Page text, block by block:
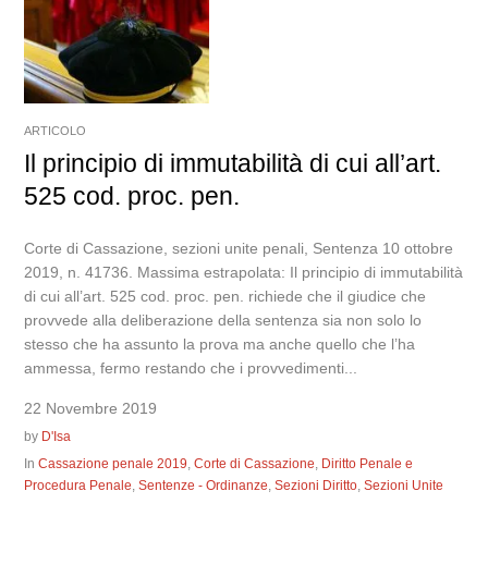
ARTICOLO
Il principio di immutabilità di cui all’art.
525 cod. proc. pen.
Corte di Cassazione, sezioni unite penali, Sentenza 10 ottobre
2019, n. 41736. Massima estrapolata: Il principio di immutabilità
di cui all’art. 525 cod. proc. pen. richiede che il giudice che
provvede alla deliberazione della sentenza sia non solo lo
stesso che ha assunto la prova ma anche quello che l’ha
ammessa, fermo restando che i provvedimenti...
22 Novembre 2019
by D'Isa
InCassazione penale 2019,Corte di Cassazione, Diritto Penale e
Procedura Penale,Sentenze - Ordinanze,Sezioni Diritto,Sezioni Unite